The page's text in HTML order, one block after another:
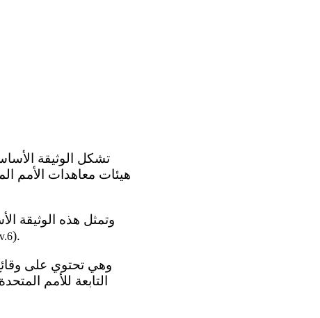
هيئات معاهدات الأمم
).
التابعة للأمم